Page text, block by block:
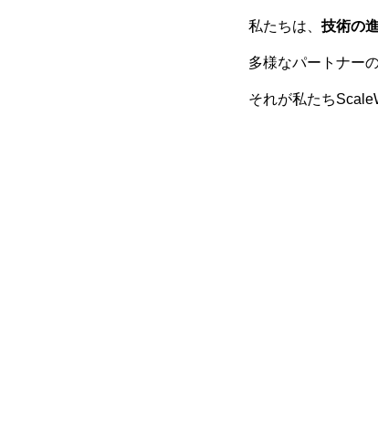
私たちは、 技術の
多様なパートナー
それが私たち